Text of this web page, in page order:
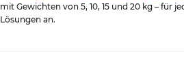
mit Gewichten von 5, 10, 15 und 20 kg – für
Lösungen an.